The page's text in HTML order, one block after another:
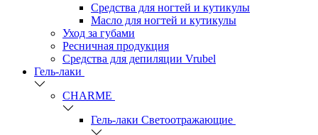
Средства для ногтей и кутикулы
Масло для ногтей и кутикулы
Уход за губами
Ресничная продукция
Средства для депиляции Vrubel
Гель-лаки
СHARME
Гель-лаки Светоотражающие